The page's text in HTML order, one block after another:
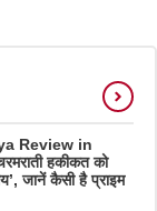
Review in
हकीकत को
जानें कैसी है प्राइम